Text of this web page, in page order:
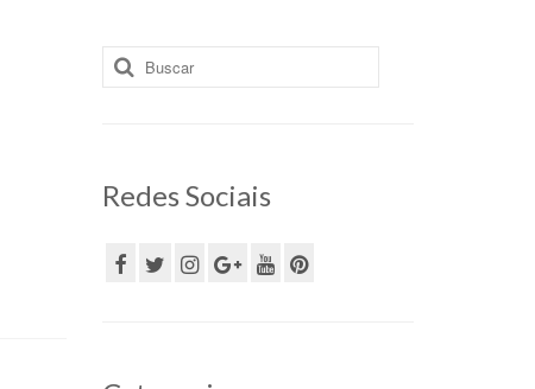
Buscar
por:
Redes Sociais